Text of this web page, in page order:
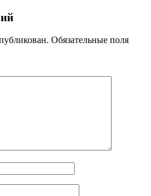
Обязательные поля